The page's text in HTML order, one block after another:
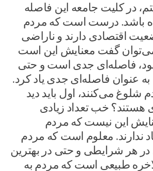
در کلیت جامعه این فاصله
باشد. درست است که مردم
اقتصادی دارند و ناراضی
گفت معنایش این است
فاصله‌ای جدی است و حتی
به عنوان فاصله‌ای جدی یاد کرد.
شلوغ می‌کنند، اول باید دید
هستند؟ خب تعداد زیادی
این نیست که مردم
ندارند. معلوم است که مردم
در هر شرایطی و حتی در بهترین
طبیعی است که مردم به